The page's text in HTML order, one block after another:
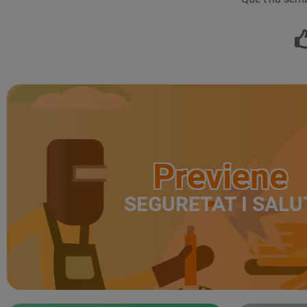
Previene
SEGURETAT I